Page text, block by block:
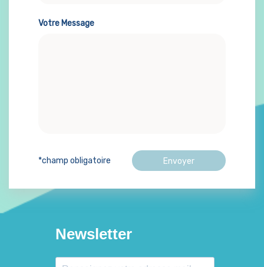
Newsletter
Votre Message
*champ obligatoire